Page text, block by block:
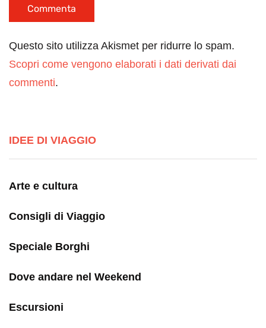
Questo sito utilizza Akismet per ridurre lo spam.
Scopri come vengono elaborati i dati derivati dai
commenti.
IDEE DI VIAGGIO
Arte e cultura
Consigli di Viaggio
Speciale Borghi
Dove andare nel Weekend
Escursioni